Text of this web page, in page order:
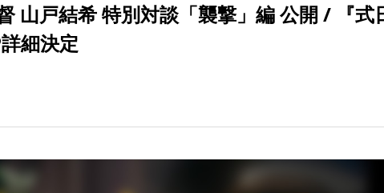
山戸結希 特別対談「襲撃」編 公開 / 『式
細決定